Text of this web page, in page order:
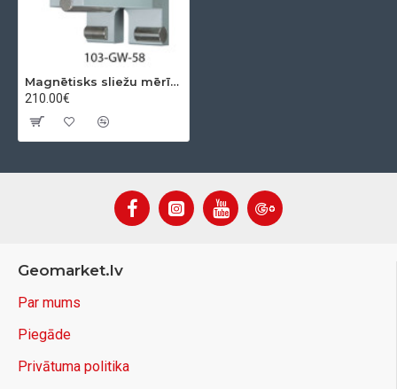
Magnētisks sliežu mērīšanas leņķis prizmām
210.00€
Geomarket.lv
Par mums
Piegāde
Privātuma politika